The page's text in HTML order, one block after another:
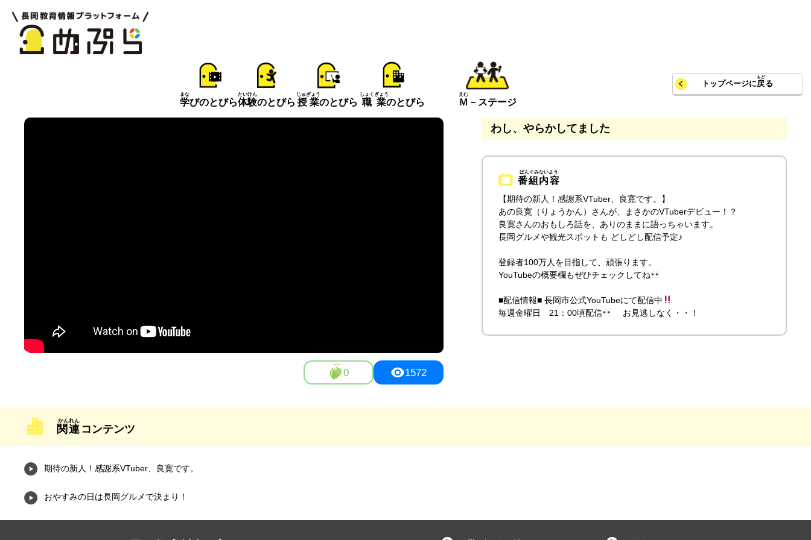
トップページに戻る
学
まな
びのとびら体験
たいけん
のとびら 授業
じゅぎょう
のとびら 職業
しょくぎょう
のとびら Ｍ
えむ
－ステージ
0 1572
わし、やらかしてました
番組内容
【期待の新人！感謝系VTuber、良寛です。】
あの良寛（りょうかん）さんが、まさかのVTuberデビュー！？
良寛さんのおもしろ話を、ありのままに語っちゃいます。
長岡グルメや観光スポットも どしどし配信予定♪
登録者100万人を目指して、頑張ります。
YouTubeの概要欄もぜひチェックしてね
■配信情報■ 長岡市公式YouTubeにて配信中
毎週金曜日 21：00頃配信
お見逃しなく・・！
関連 コンテンツ
期待の新人！感謝系VTuber、良寛です。
おやすみの日は長岡グルメで決まり！